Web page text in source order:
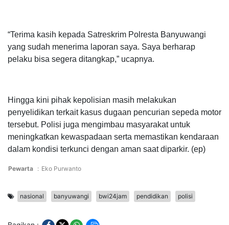
“Terima kasih kepada Satreskrim Polresta Banyuwangi
yang sudah menerima laporan saya. Saya berharap
pelaku bisa segera ditangkap,” ucapnya.
Hingga kini pihak kepolisian masih melakukan
penyelidikan terkait kasus dugaan pencurian sepeda motor
tersebut. Polisi juga mengimbau masyarakat untuk
meningkatkan kewaspadaan serta memastikan kendaraan
dalam kondisi terkunci dengan aman saat diparkir. (ep)
Pewarta : Eko Purwanto
nasional banyuwangi bwi24jam pendidikan polisi